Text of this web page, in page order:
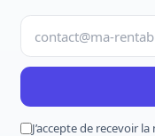
J’accepte de recevoir